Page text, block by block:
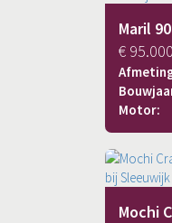
Maril
€ 95.000
Motor:
Mochi